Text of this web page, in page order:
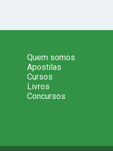
Quem somos
Apostilas
Cursos
Livros
Concursos